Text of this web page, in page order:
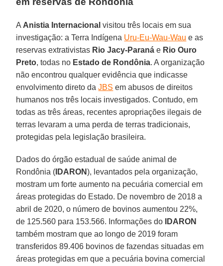
A Anistia Internacional visitou três locais em sua
investigação: a Terra Indígena Uru-Eu-Wau-Wau e as
reservas extrativistas Rio Jacy-Paraná e Rio Ouro
Preto, todas no Estado de Rondônia. A organização
não encontrou qualquer evidência que indicasse
envolvimento direto daJBS em abusos de direitos
humanos nos três locais investigados. Contudo, em
todas as três áreas, recentes apropriações ilegais de
terras levaram a uma perda de terras tradicionais,
protegidas pela legislação brasileira.
Dados do órgão estadual de saúde animal de
Rondônia ( IDARON), levantados pela organização,
mostram um forte aumento na pecuária comercial em
áreas protegidas do Estado. De novembro de 2018 a
abril de 2020, o número de bovinos aumentou 22%,
de 125.560 para 153.566. Informações do
IDARON
também mostram que ao longo de 2019 foram
transferidos 89.406 bovinos de fazendas situadas em
áreas protegidas em que a pecuária bovina comercial